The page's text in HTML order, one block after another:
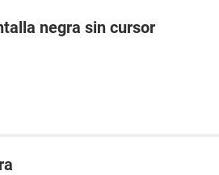
negra sin cursor